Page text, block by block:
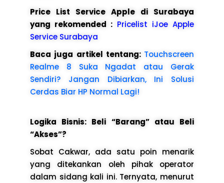
Price List Service Apple di Surabaya
yang rekomended : Pricelist iJoe Apple
Service Surabaya
Baca juga artikel tentang: Touchscreen
Realme 8 Suka Ngadat atau Gerak
Sendiri? Jangan Dibiarkan, Ini Solusi
Cerdas Biar HP Normal Lagi!
Logika Bisnis: Beli “Barang” atau Beli
“Akses”?
Sobat Cakwar, ada satu poin menarik
yang ditekankan oleh pihak operator
dalam sidang kali ini. Ternyata, menurut